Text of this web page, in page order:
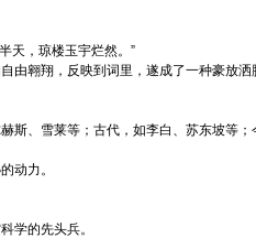
天，琼楼玉宇烂然。”
由翱翔，反映到词里，遂成了一种豪放洒
斯、雪莱等；古代，如李白、苏东坡等；
动力。
学的先头兵。